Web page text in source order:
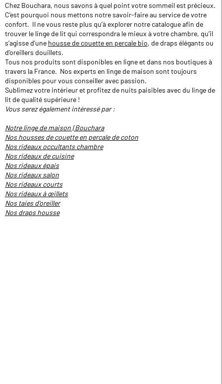
Chez Bouchara, nous savons à quel point votre sommeil est précieux.
C’est pourquoi nous mettons notre savoir-faire au service de votre
confort. Il ne vous reste plus qu’à explorer notre catalogue afin de
trouver le linge de lit qui correspondra le mieux à votre chambre, qu’il
s’agisse d’une housse de couette en percale bio, de draps élégants ou
d’oreillers douillets.
Tous nos produits sont disponibles en ligne et dans nos boutiques à
travers la France. Nos experts en linge de maison sont toujours
disponibles pour vous conseiller avec passion.
Sublimez votre intérieur et profitez de nuits paisibles avec du linge de
lit de qualité supérieure !
Vous serez également intéressé par :
Notre linge de maison | Bouchara
Nos housses de couette en percale de coton
Nos rideaux occultants chambre
Nos rideaux de cuisine
Nos rideaux épais
Nos rideaux salon
Nos rideaux courts
Nos rideaux à œillets
Nos taies d'oreiller
Nos draps housse